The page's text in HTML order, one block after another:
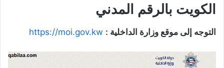
الكويت بالرقم المدني
التوجه إلى موقع وزارة الداخلية : https://moi.gov.kw